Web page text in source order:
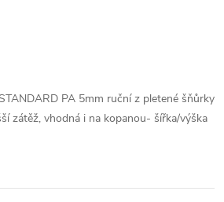
PA 5mm ruční z pletené šňůrky
zátěž, vhodná i na kopanou- šířka/výška